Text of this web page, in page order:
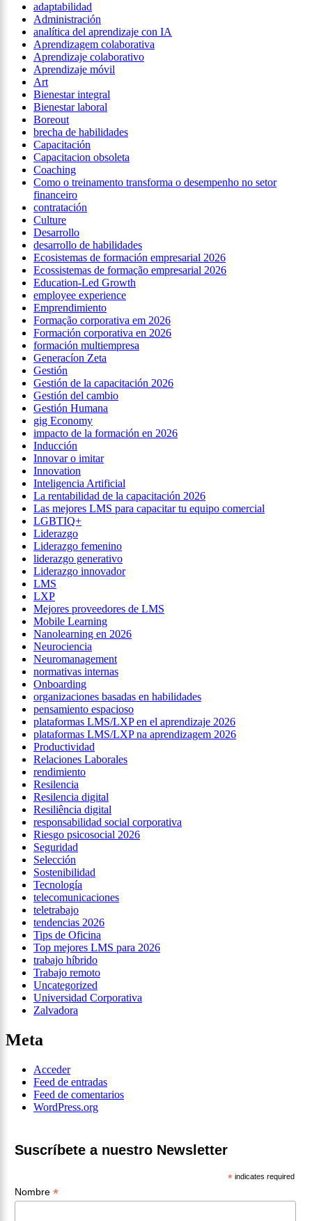
adaptabilidad
Administración
analítica del aprendizaje con IA
Aprendizagem colaborativa
Aprendizaje colaborativo
Aprendizaje móvil
Art
Bienestar integral
Bienestar laboral
Boreout
brecha de habilidades
Capacitación
Capacitacion obsoleta
Coaching
Como o treinamento transforma o desempenho no setor
financeiro
contratación
Culture
Desarrollo
desarrollo de habilidades
Ecosistemas de formación empresarial 2026
Ecossistemas de formação empresarial 2026
Education-Led Growth
employee experience
Emprendimiento
Formação corporativa em 2026
Formación corporativa en 2026
formación multiempresa
Generacíon Zeta
Gestión
Gestión de la capacitación 2026
Gestión del cambio
Gestión Humana
gig Economy
impacto de la formación en 2026
Inducción
Innovar o imitar
Innovation
Inteligencia Artificial
La rentabilidad de la capacitación 2026
Las mejores LMS para capacitar tu equipo comercial
LGBTIQ+
Liderazgo
Liderazgo femenino
liderazgo generativo
Liderazgo innovador
LMS
LXP
Mejores proveedores de LMS
Mobile Learning
Nanolearning en 2026
Neurociencia
Neuromanagement
normativas internas
Onboarding
organizaciones basadas en habilidades
pensamiento espacioso
plataformas LMS/LXP en el aprendizaje 2026
plataformas LMS/LXP na aprendizagem 2026
Productividad
Relaciones Laborales
rendimiento
Resilencia
Resilencia digital
Resiliência digital
responsabilidad social corporativa
Riesgo psicosocial 2026
Seguridad
Selección
Sostenibilidad
Tecnología
telecomunicaciones
teletrabajo
tendencias 2026
Tips de Oficina
Top mejores LMS para 2026
trabajo híbrido
Trabajo remoto
Uncategorized
Universidad Corporativa
Zalvadora
Meta
Acceder
Feed de entradas
Feed de comentarios
WordPress.org
Suscríbete a nuestro Newsletter
* indicates required
Nombre *